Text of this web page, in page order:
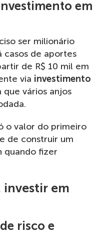
em
ser milionário
casos de aportes
de R$ 10 mil em
via investimento
que vários anjos
o valor do primeiro
de construir um
fizer
investir em
risco e